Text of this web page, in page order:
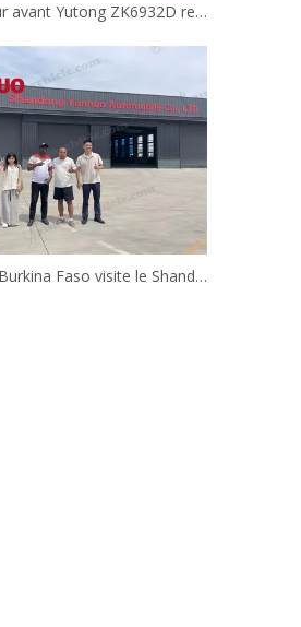
Bus à moteur avant Yutong ZK6932D remis à neuf | Shandong Yunnuo
Un client du Burkina Faso visite le Shandong Yunnuo